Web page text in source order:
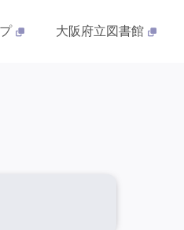
大阪府立図書館